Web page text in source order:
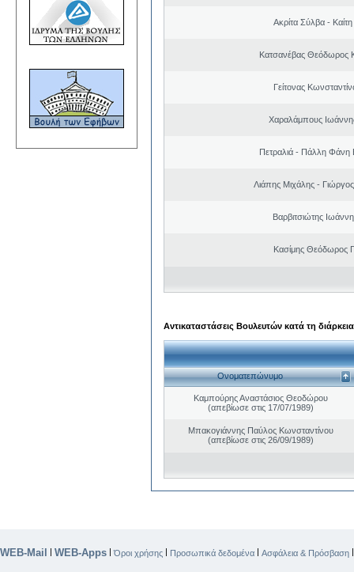
Ακρίτα Σύλβα -
Κατσανέβας Θεόδωρος
Γείτονας
Χαραλάμπους
Πετραλιά - Πάλλη Φάνη
Λιάπης Μιχάλης -
Βαρβιτσιώτης
Κασίμης Θεόδωρος
Αντικαταστάσεις Βουλευτών κατά τη
Ονοματεπώνυμο
Καμπούρης Αναστάσιος Θεοδώρου
(απεβίωσε στις 17/07/1989)
Μπακογιάννης Παύλος Κωνσταντίνου
(απεβίωσε στις 26/09/1989)
WEB-Mail | WEB-Apps |Όροι χρήσης | Προσωπικά δεδομένα | Ασφάλεια & Πρόσβαση